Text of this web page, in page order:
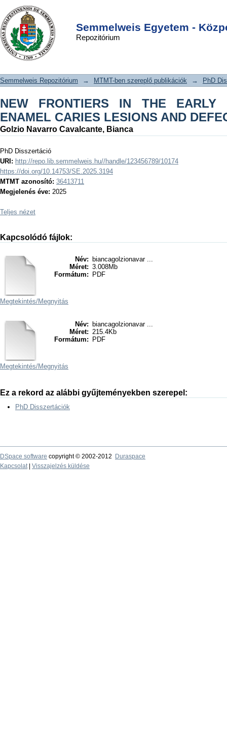
Semmelweis Egyetem -
Repozitórium
NEW FRONTIERS IN THE EARLY
MANAGEMENT OF ENAMEL CARIES
LESIONS AND DEFECTS
DSpace/Manakin Repository
Semmelweis Repozitórium → MTMT-ben szereplő publikációk → PhD
NEW FRONTIERS IN THE EARLY
ENAMEL CARIES LESIONS AND
Golzio Navarro Cavalcante, Bianca
PhD Disszertáció
URI: http://repo.lib.semmelweis.hu//handle/123456789/10174
https://doi.org/10.14753/SE.2025.3194
MTMT azonosító: 36413711
Megjelenés éve: 2025
Teljes nézet
Kapcsolódó fájlok:
Név:
biancagolzionavar ...
Méret: 3.008Mb
Formátum:
PDF
Megtekintés/Megnyitás
Név:
biancagolzionavar ...
Méret: 215.4Kb
Formátum:
PDF
Megtekintés/Megnyitás
Ez a rekord az alábbi gyűjteményekben szerepel:
PhD Disszertációk
DSpace software copyright © 2002-2012
Duraspace
Kapcsolat| Visszajelzés küldése